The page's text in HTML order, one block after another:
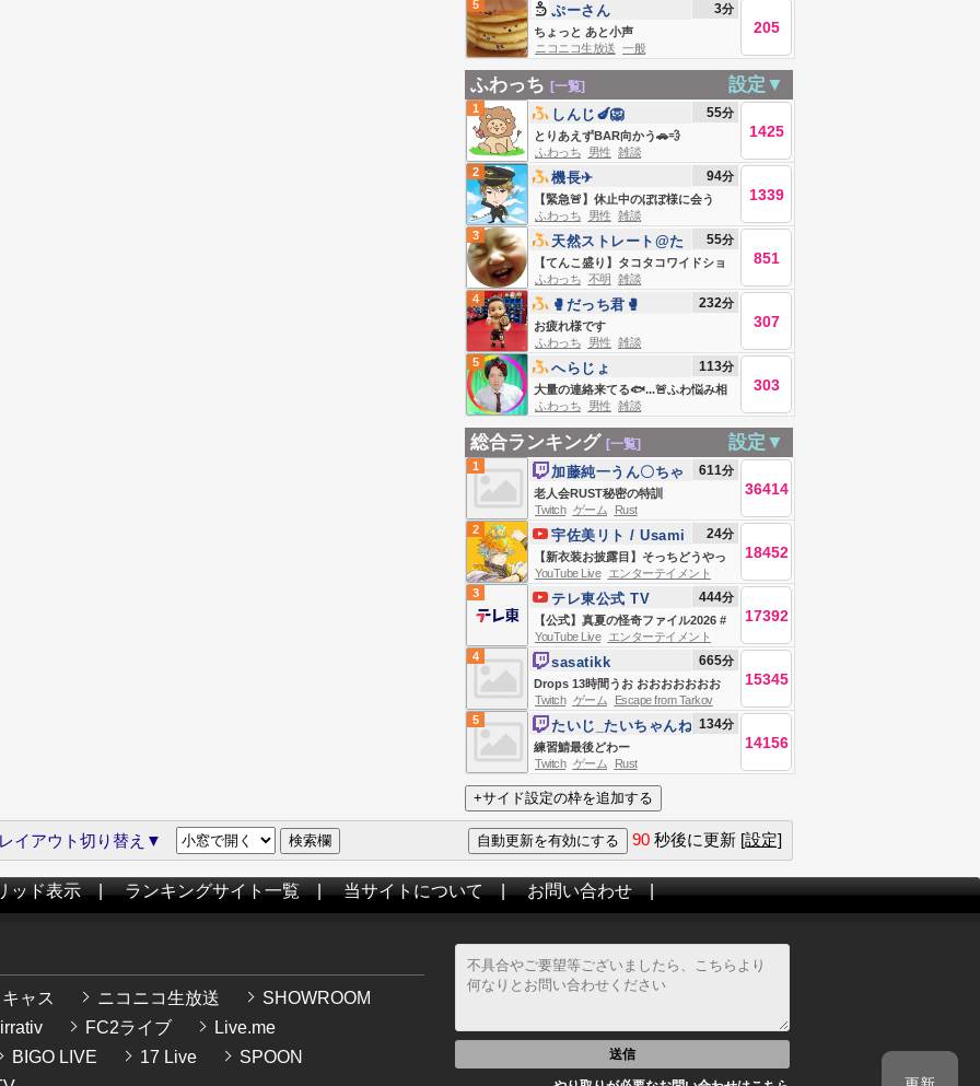
5
ちょっと あと小声
ぷーさん 3分
205
ニコニコ生放送 一般
ふわっち [一覧] 設定▼
1
とりあえずBAR向かう🚗💨
しんじ🍆🦁 55分
1425
ふわっち 男性 雑談
2
【緊急🚨】休止中のぼぼ様に会う
機長✈︎ 94分
1339
ふわっち 男性 雑談
3
【てんこ盛り】タコタコワイドショ
ー
天然ストレート@た
かしゼミ
55分
851
ふわっち 不明 雑談
4
お疲れ様です
🥊だっち君🥊 232分
307
ふわっち 男性 雑談
5
大量の連絡来てる🐟...🚨ふわ悩み相
談室🚨お気軽に
へらじょ 113分
303
ふわっち 男性 雑談
総合ランキング [一覧] 設定▼
1
老人会RUST秘密の特訓
加藤純一うん〇ちゃ
ん
611分
36414
Twitch ゲーム
Rust
2
【新衣装お披露目】そっちどうやっ
て行けばいい？【宇佐美リト/にじさ
んじ】
宇佐美リト / Usami
Rito【にじさんじ】
24分
18452
YouTube Live
エンターテイメント
3
【公式】真夏の怪奇ファイル2026 #
恐怖 #心霊
テレ東公式 TV
TOKYO
444分
17392
YouTube Live
エンターテイメント
4
Drops 13時間うお おおおおおおお
Escape From Tarkov
sasatikk 665分
15345
Twitch ゲーム
Escape from Tarkov
5
練習鯖最後どわー
たいじ_たいちゃんね
る
134分
14156
Twitch ゲーム Rust
イアウト切り替え▼ 90 秒後に更新 [設定]
ッド表示|ランキングサイト一覧|当サイトについて|お問い合わせ|
ャス ニコニコ生放送
SHOWROOM
FC2ライブ
Live.me
BIGO LIVE
17 Live
SPOON
送信